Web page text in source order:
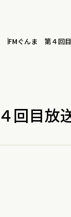
FMぐんま 第４回
回目放